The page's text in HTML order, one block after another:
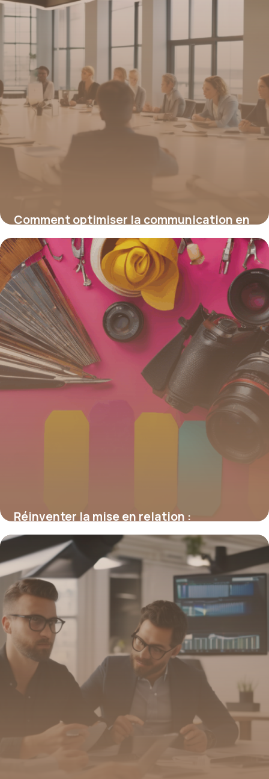
Comment optimiser la communication en
entreprise pour renforcer l’image de votre
organisation
16 juin 2026
Réinventer la mise en relation :
stratégies, outils et enjeux digitaux
16 juin 2026